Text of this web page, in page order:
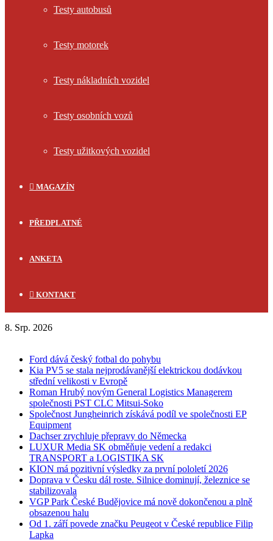
Testy autobusů
Testy motorek
Testy nákladních vozidel
Testy osobních vozů
Testy užitkových vozidel
MAGAZÍN
PŘEDPLATNÉ
ANKETA
KONTAKT
8. Srp. 2026
Ford dává český fotbal do pohybu
Kia PV5 se stala nejprodávanější elektrickou dodávkou
střední velikosti v Evropě
Roman Hrubý novým General Logistics Managerem
společnosti PST CLC Mitsui-Soko
Společnost Jungheinrich získává podíl ve společnosti EP
Equipment
Dachser zrychluje přepravy do Německa
LUXUR Media SK obměňuje vedení a redakci
TRANSPORT a LOGISTIKA SK
KION má pozitivní výsledky za první pololetí 2026
Doprava v Česku dál roste. Silnice dominují, železnice se
stabilizovala
VGP Park České Budějovice má nově dokončenou a plně
obsazenou halu
Od 1. září povede značku Peugeot v České republice Filip
Lapka